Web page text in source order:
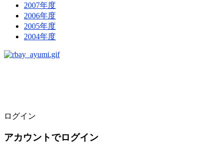
2007年度
2006年度
2005年度
2004年度
ログイン
アカウントでログイン